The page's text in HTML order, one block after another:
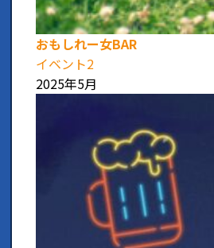
おもしれー女BAR
イベント2
2025年5月